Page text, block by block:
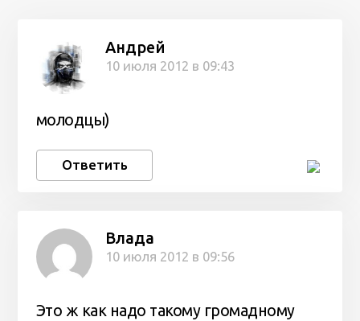
Андрей
10 июля 2012 в 09:43
молодцы)
Ответить
Влада
10 июля 2012 в 09:56
Это ж как надо такому громадному